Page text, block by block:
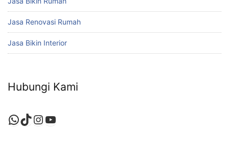
Jasa Renovasi Rumah
Jasa Bikin Interior
Hubungi Kami
WhatsApp
TikTok
Instagram
YouTube